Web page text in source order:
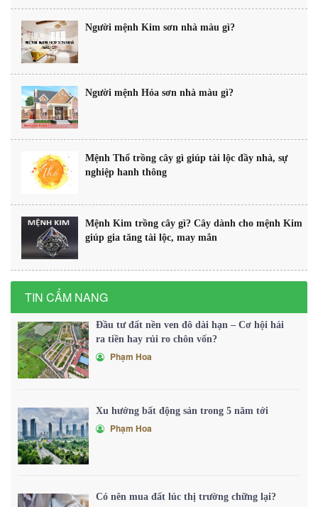
Người mệnh Kim sơn nhà màu gì?
Người mệnh Hỏa sơn nhà màu gì?
Mệnh Thổ trồng cây gì giúp tài lộc đầy nhà, sự
nghiệp hanh thông
Mệnh Kim trồng cây gì? Cây dành cho mệnh Kim
giúp gia tăng tài lộc, may mắn
TIN CẨM NANG
Đầu tư đất nền ven đô dài hạn – Cơ hội hái
ra tiền hay rủi ro chôn vốn?
Phạm Hoa
Xu hướng bất động sản trong 5 năm tới
Phạm Hoa
Có nên mua đất lúc thị trường chững lại?